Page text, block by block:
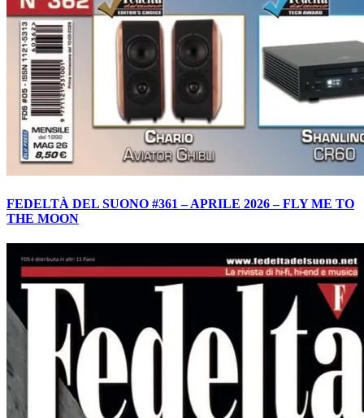
FEDELTÀ DEL SUONO #361 – APRILE 2026 – FLY ME TO
THE MOON